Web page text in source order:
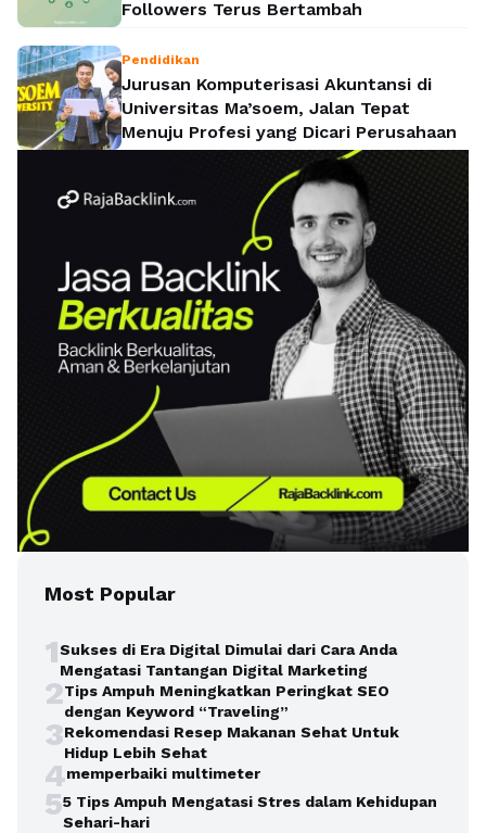
Followers Terus Bertambah
Pendidikan
Jurusan Komputerisasi Akuntansi di
Universitas Ma’soem, Jalan Tepat
Menuju Profesi yang Dicari Perusahaan
Most Popular
1Sukses di Era Digital Dimulai dari Cara Anda
Mengatasi Tantangan Digital Marketing
2Tips Ampuh Meningkatkan Peringkat SEO
dengan Keyword “Traveling”
3Rekomendasi Resep Makanan Sehat Untuk
Hidup Lebih Sehat
4memperbaiki multimeter
55 Tips Ampuh Mengatasi Stres dalam Kehidupan
Sehari-hari